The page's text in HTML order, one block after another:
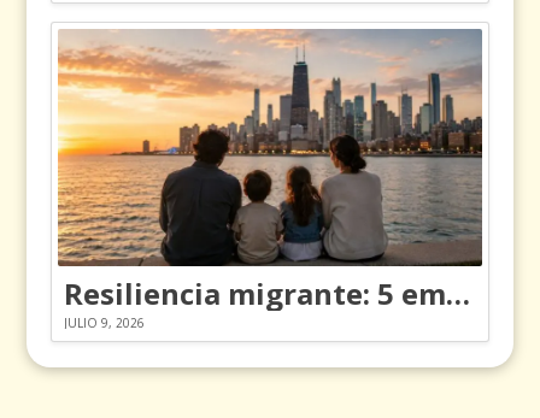
Resiliencia migrante: 5 emociones y cómo gestionarlas
JULIO 9, 2026